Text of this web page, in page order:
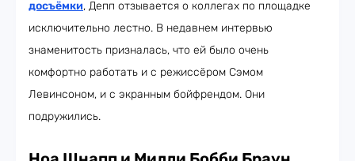
досъёмки, Депп отзывается о коллегах по площадке
исключительно лестно. В недавнем интервью
знаменитость призналась, что ей было очень
комфортно работать и с режиссёром Сэмом
Левинсоном, и с экранным бойфрендом. Они
подружились.